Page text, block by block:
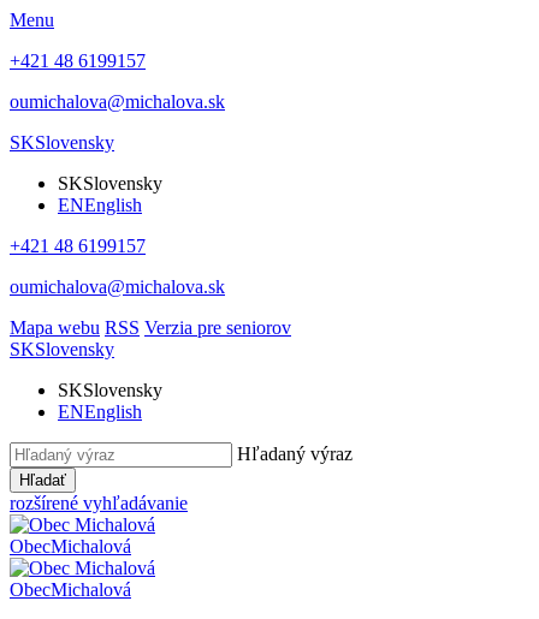
Menu
+421 48 6199157
oumichalova@michalova.sk
SKSlovensky
SKSlovensky
ENEnglish
+421 48 6199157
oumichalova@michalova.sk
Mapa webu RSS Verzia pre seniorov
SKSlovensky
SKSlovensky
ENEnglish
Hľadaný výraz
Hľadať
rozšírené vyhľadávanie
ObecMichalová
ObecMichalová